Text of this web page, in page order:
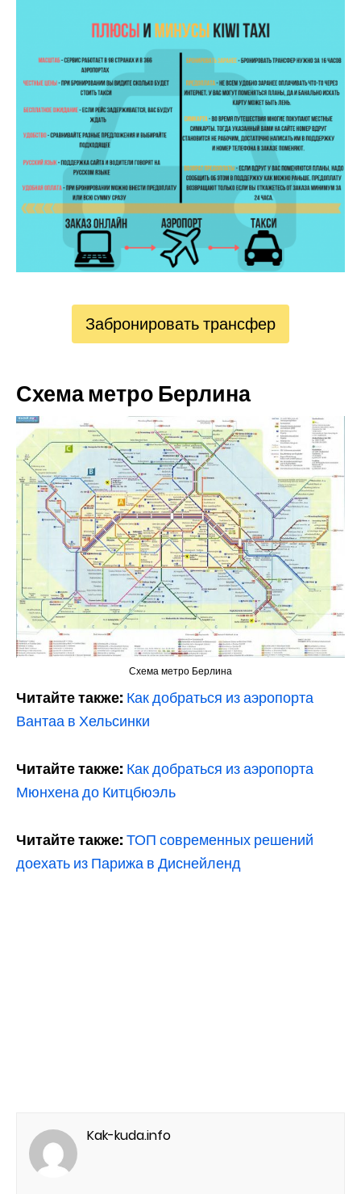
Забронировать трансфер
Схема метро Берлина
Схема метро Берлина
Читайте также: Как добраться из аэропорта
Вантаа в Хельсинки
Читайте также: Как добраться из аэропорта
Мюнхена до Китцбюэль
Читайте также:ТОП современных решений
доехать из Парижа в Диснейленд
Kak-kuda.info